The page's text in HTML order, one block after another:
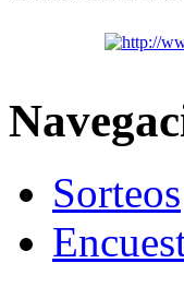
Sorteos